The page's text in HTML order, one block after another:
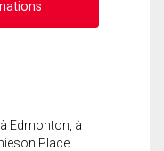
Edmonton, à
Place.